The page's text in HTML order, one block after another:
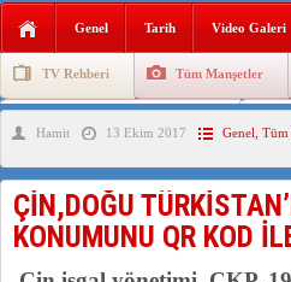
ÇİN’İN DOĞU
DİYANET
ÇİN’İN UYGUR
MHP’DEN
ÇİN’İN ANKARA
Genel Tarih Video Galeri
TV Rehberi Tüm Manşetler
Uygurlarda Düğün ve Cenaze
Hamit 13 Ekim 2017 Genel Tüm
ÇİN,DOĞU
KONUMUNU QR KOD